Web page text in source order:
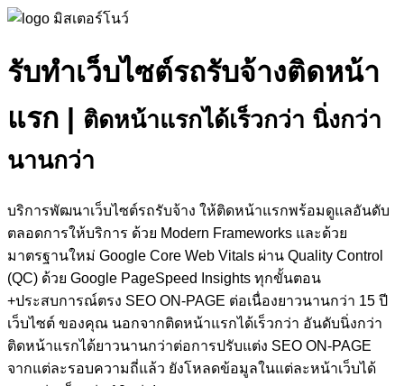
รับทำเว็บไซต์รถรับจ้างติดหน้า
แรก | ติดหน้าแรกได้เร็วกว่า นิ่งกว่า
นานกว่า
บริการพัฒนาเว็บไซต์รถรับจ้าง ให้ติดหน้าแรกพร้อมดูแลอันดับ
ตลอดการให้บริการ ด้วย Modern Frameworks และด้วย
มาตรฐานใหม่ Google Core Web Vitals ผ่าน Quality Control
(QC) ด้วย Google PageSpeed Insights ทุกขั้นตอน
+ประสบการณ์ตรง SEO ON-PAGE ต่อเนื่องยาวนานกว่า 15 ปี
เว็บไซต์ ของคุณ นอกจากติดหน้าแรกได้เร็วกว่า อันดับนิ่งกว่า
ติดหน้าแรกได้ยาวนานกว่าต่อการปรับแต่ง SEO ON-PAGE
จากแต่ละรอบความถี่แล้ว ยังโหลดข้อมูลในแต่ละหน้าเว็บได้